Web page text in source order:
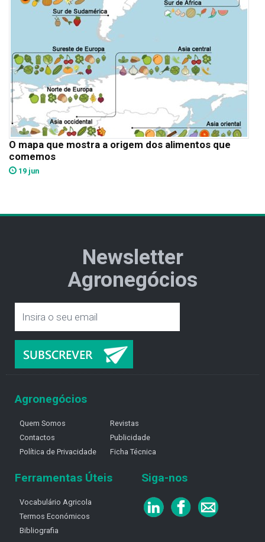
O mapa que mostra a origem dos alimentos que
comemos
19 jun
Newsletter
Agronegócios
Agronegócios
Quem Somos
Contactos
Política de Privacidade
Revistas
Publicidade
Ficha Técnica
Ferramentas Úteis
Vocabulário Agricola
Termos Económicos
Bibliografia
Siga-nos